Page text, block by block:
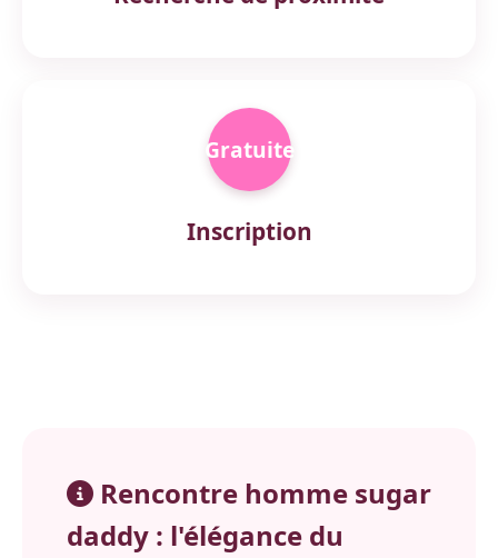
Gratuite
Inscription
Rencontre homme sugar
daddy : l'élégance du